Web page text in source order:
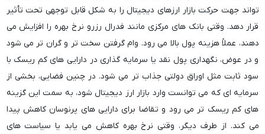
تواند جهت حرکت بازار ارزهای دیجیتال را به شکل قابل توجهی تحت تأثیر
قرار دهد. وقتی بانک های مرکزی مانند فدرال رزرو نرخ بهره را افزایش می
دهند، عملاً هزینه پول بالا می رود. وام گرفتن سخت تر و گران تر می شود
و در عوض، نگهداری پول نقد یا سرمایه گذاری در دارایی های کم ریسک با
سود ثابت مثل اوراق دولتی جذاب تر می شود. در چنین فضایی، بخشی از
سرمایه ای که می توانست وارد بازار ارز دیجیتال شود، به سمت این گزینه
های کم ریسک تر می رود و تقاضا برای دارایی های پرنوسان کاهش پیدا
می کند. از طرف دیگر، وقتی نرخ بهره کاهش می یابد یا سیاست های